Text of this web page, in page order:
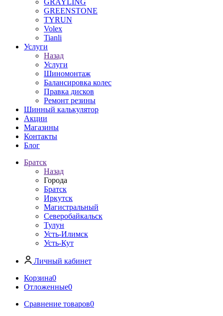
GRAYLING
GREENSTONE
TYRUN
Volex
Tianli
Услуги
Назад
Услуги
Шиномонтаж
Балансировка колес
Правка дисков
Ремонт резины
Шинный калькулятор
Акции
Магазины
Контакты
Блог
Братск
Назад
Города
Братск
Иркутск
Магистральный
Северобайкальск
Тулун
Усть-Илимск
Усть-Кут
Личный кабинет
Корзина0
Отложенные0
Сравнение товаров0